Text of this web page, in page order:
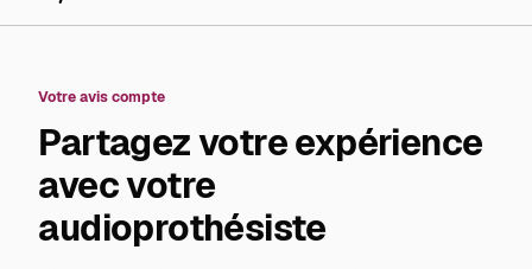
Votre avis compte
Partagez votre expérience
avec votre
audioprothésiste